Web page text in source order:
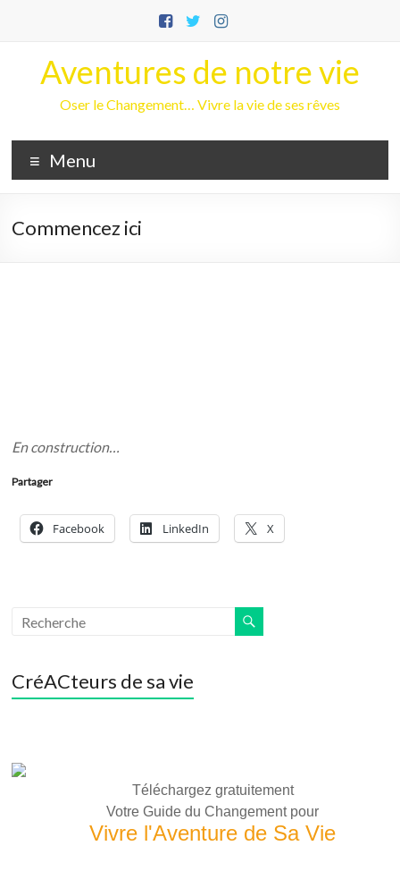
Aventures de notre vie
Oser le Changement… Vivre la vie de ses rêves
Menu
Commencez ici
En construction…
Partager
Facebook LinkedIn X
CréACteurs de sa vie
Téléchargez gratuitement
Votre Guide du Changement pour
Vivre l'Aventure de Sa Vie